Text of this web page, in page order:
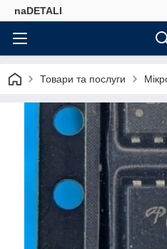
naDETALI
Товари та послуги